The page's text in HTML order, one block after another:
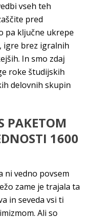
vseh teh
pred
pa ključne ukrepe
igre brez igralnih
In smo zdaj
roke študijskih
delovnih skupin
PAKETOM
1600
ni vedno povsem
zame je trajala ta
in seveda vsi ti
Ali so